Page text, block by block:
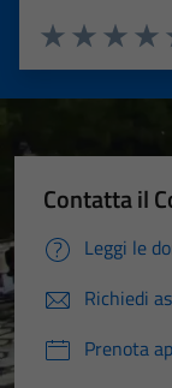
Valuta
Valuta 2
Valuta 1 stelle
Contatta il
Leggi le
Richiedi
Prenota